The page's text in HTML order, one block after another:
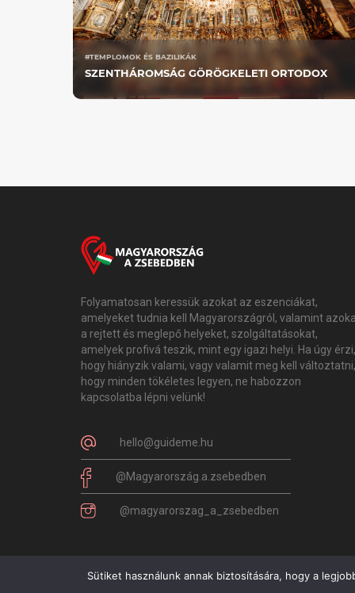
#TEMPLOMOK ÉS BAZILIKÁK
SZENTHÁROMSÁG GÖRÖGKELETI ORTODOX
Folyamatosan keressük azokat az eszenciákat,
amelyeket tudnia kell Magyarországról, valamint
a rejtett és meglepő helyeket, szolgáltatásokat,
amelyek profivá teszik, mint egy igazi helyi. Ha úgy érzi,
hogy hiányzik valami, vagy valamit meg kell változtatni,
hogy minden tökéletes legyen, ne habozzon
kapcsolatba lépni velünk!
hello@guideme.hu
@Magyarország.a.zsebedben
@magyarorszag_a_zsebedben
Sütiket használunk annak biztosítására, hogy a